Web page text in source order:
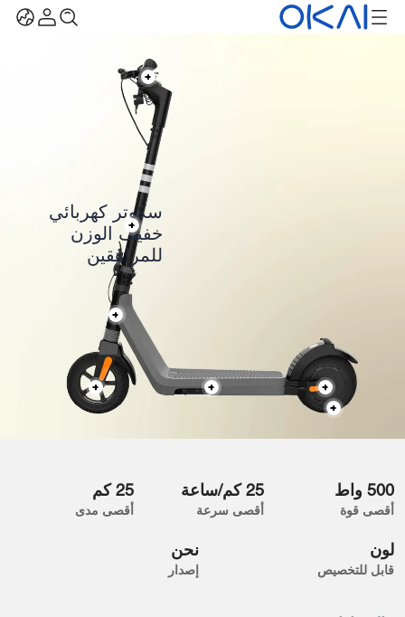
سكوتر كهربائي
خفيف الوزن
للمراهقين
500 واط
أقصى قوة
25 كم/ساعة
أقصى سرعة
25 كم
أقصى مدى
لون
قابل للتخصيص
نحن
إصدار